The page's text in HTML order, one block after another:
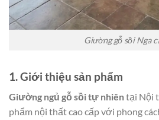
Giường gỗ sồi Nga
1. Giới thiệu sản phẩm
Giường ngủ gỗ sồi tự nhiêntại Nội
phẩm nội thất cao cấp với phong